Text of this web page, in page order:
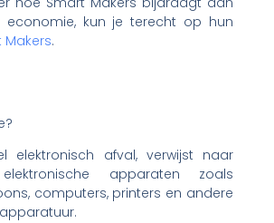
economie, kun je terecht op hun
Makers.
elektronisch afval, verwijst naar
apparaten zoals
computers, printers en andere